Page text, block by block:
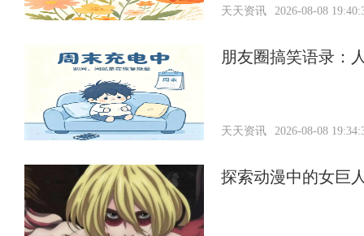
天天资讯 2026-08-08
朋友圈搞笑语录：
天天资讯 2026-08-08
探索动漫中的女巨